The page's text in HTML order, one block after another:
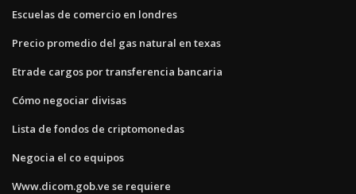
Escuelas de comercio en londres
Precio promedio del gas natural en texas
Etrade cargos por transferencia bancaria
Cómo negociar divisas
Lista de fondos de criptomonedas
Negocia el co equipos
Www.dicom.gob.ve se requiere